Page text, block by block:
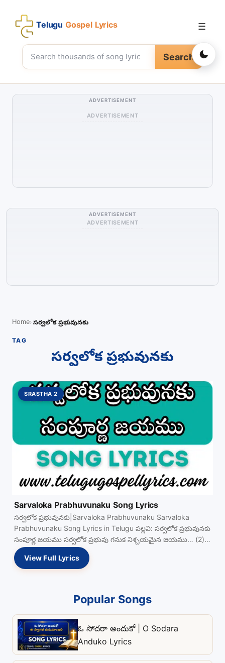
Telugu Gospel Lyrics
Search
☰
ADVERTISEMENT
ADVERTISEMENT
ADVERTISEMENT
ADVERTISEMENT
Home సర్వలోక ప్రభువునకు
TAG
సర్వలోక ప్రభువునకు
SRASTHA 2
Sarvaloka Prabhuvunaku Song Lyrics
సర్వలోక ప్రభువునకు|Sarvaloka Prabhuvunaku Sarvaloka
Prabhuvunaku Song Lyrics in Telugu పల్లవి: సర్వలోక ప్రభువునకు
సంపూర్ణ జయము సర్వలోక ప్రభువు గనుక నిశ్చయమైన జయము… (2)
1. రాజ్యసువార్త View Full…
View Full Lyrics
Popular Songs
ఓ సోదరా అందుకో | O Sodara
Anduko Lyrics